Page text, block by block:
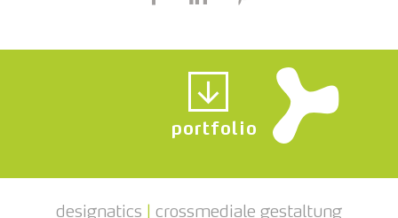
portfolio
designatics | crossmediale gestaltung